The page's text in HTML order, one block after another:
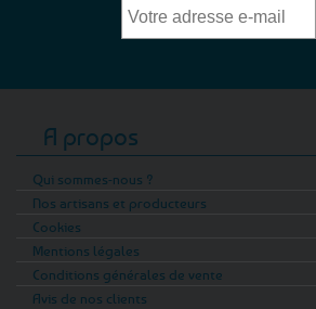
A propos
Qui sommes-nous ?
Nos artisans et producteurs
Cookies
Mentions légales
Conditions générales de vente
Avis de nos clients